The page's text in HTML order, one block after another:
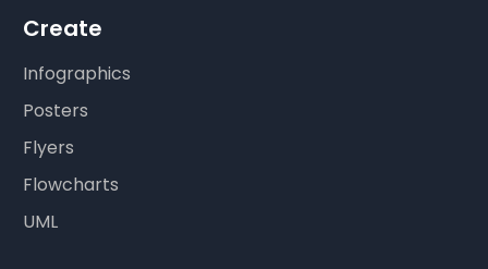
Create
Infographics
Posters
Flyers
Flowcharts
UML